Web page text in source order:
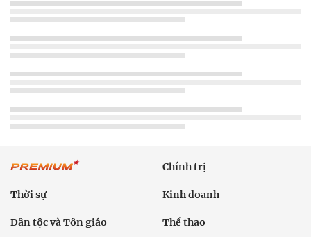
Chính trị
Thời sự Kinh doanh
Dân tộc và Tôn giáo Thể thao